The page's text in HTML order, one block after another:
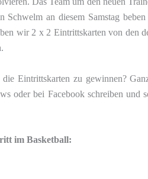
Schwelm an diesem Samstag
wir 2 x 2 Eintrittskarten von den
Eintrittskarten zu gewinnen?
oder bei Facebook schreiben und
im Basketball: